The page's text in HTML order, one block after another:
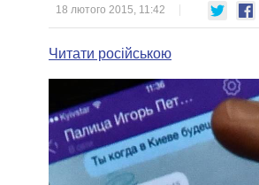
КАБІНЕТ МІНІСТРІВ
ВСІ ПЕРСОНИ
ПІДТРИМАТИ
ПОРІВНЯННЯ
18 лютого 2015, 11:42
Читати російською